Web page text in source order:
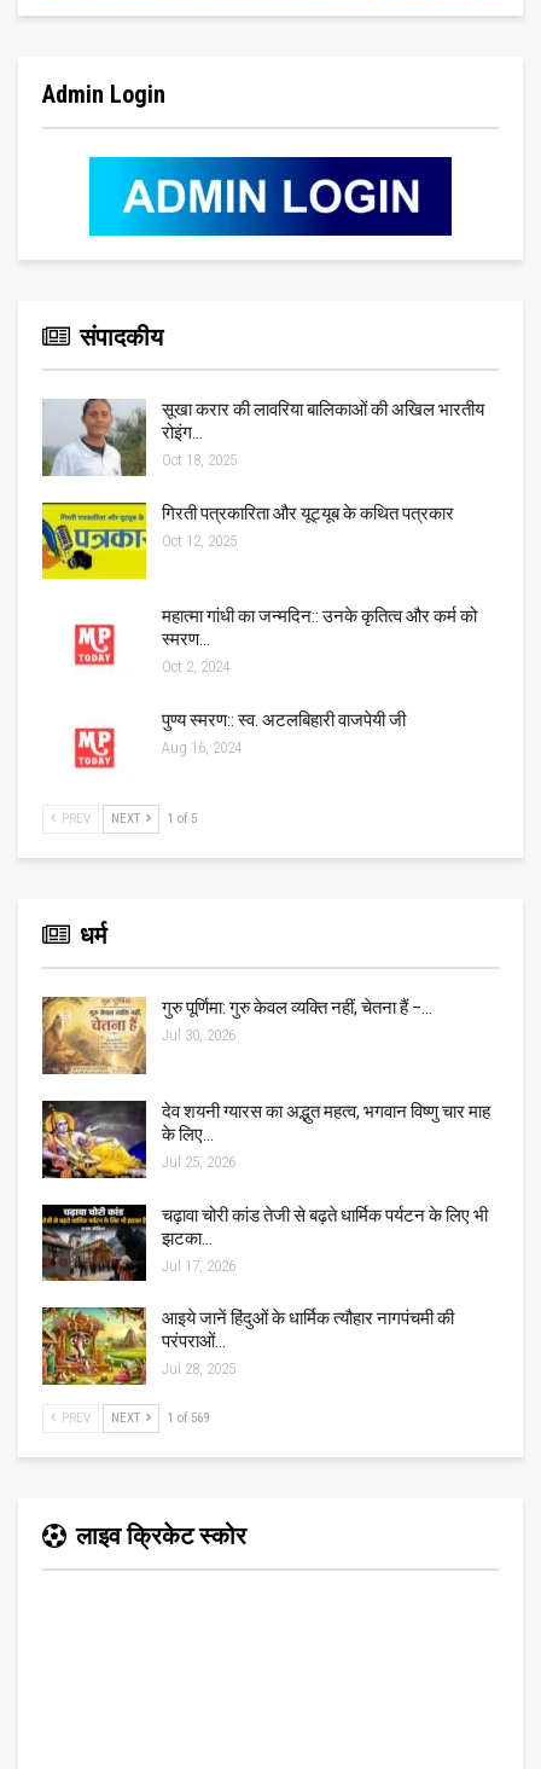
Admin Login
संपादकीय
सूखा करार की लावरिया बालिकाओं की अखिल भारतीय
रोइंग…
Oct 18, 2025
गिरती पत्रकारिता और यूट्यूब के कथित पत्रकार
Oct 12, 2025
महात्मा गांधी का जन्मदिन:: उनके कृतित्व और कर्म को
स्मरण…
Oct 2, 2024
पुण्य स्मरण:: स्व. अटलबिहारी वाजपेयी जी
Aug 16, 2024
PREV NEXT 1 of 5
धर्म
गुरु पूर्णिमा: गुरु केवल व्यक्ति नहीं, चेतना हैं –…
Jul 30, 2026
देव शयनी ग्यारस का अद्भुत महत्व, भगवान विष्णु चार माह
के लिए…
Jul 25, 2026
चढ़ावा चोरी कांड तेजी से बढ़ते धार्मिक पर्यटन के लिए भी
झटका…
Jul 17, 2026
आइये जानें हिंदुओं के धार्मिक त्यौहार नागपंचमी की
परंपराओं…
Jul 28, 2025
PREV NEXT 1 of 569
लाइव क्रिकेट स्कोर